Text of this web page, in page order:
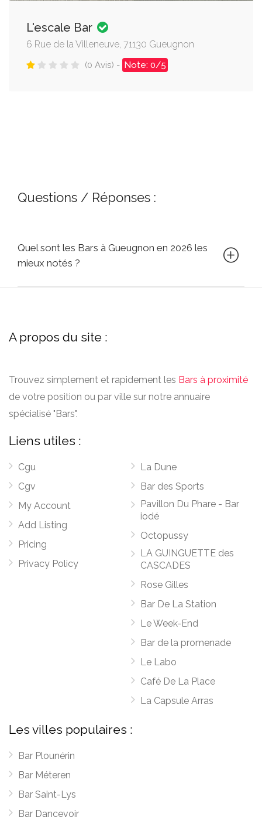
L'escale Bar
6 Rue de la Villeneuve, 71130 Gueugnon
(0 Avis) - Note: 0/5
Questions / Réponses :
Quel sont les Bars à Gueugnon en 2026 les
mieux notés ?
A propos du site :
Trouvez simplement et rapidement les Bars à proximité
de votre position ou par ville sur notre annuaire
spécialisé "Bars".
Liens utiles :
Cgu
Cgv
My Account
Add Listing
Pricing
Privacy Policy
La Dune
Bar des Sports
Pavillon Du Phare - Bar
iodé
Octopussy
LA GUINGUETTE des
CASCADES
Rose Gilles
Bar De La Station
Le Week-End
Bar de la promenade
Le Labo
Café De La Place
La Capsule Arras
Les villes populaires :
Bar Plounérin
Bar Méteren
Bar Saint-Lys
Bar Dancevoir